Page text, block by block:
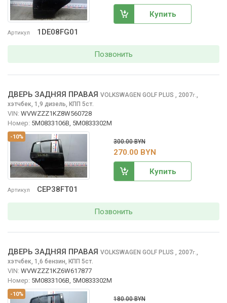
Артикул 1DE08FG01
Купить
Позвонить
-10%
Артикул CEP38FT01
ДВЕРЬ ЗАДНЯЯ ПРАВАЯ VOLKSWAGEN GOLF PLUS , 2007г.
хэтчбек, 1,9 дизель, КПП 5ст.
VIN: WVWZZZ1KZ8W560728
Номер: 5M0833106B, 5M0833302M
300.00 BYN
270.00 BYN
Купить
Позвонить
-10%
ДВЕРЬ ЗАДНЯЯ ПРАВАЯ VOLKSWAGEN GOLF PLUS , 2007г.
хэтчбек, 1,6 бензин, КПП 5ст.
VIN: WVWZZZ1KZ6W617877
Номер: 5M0833106B, 5M0833302M
180.00 BYN